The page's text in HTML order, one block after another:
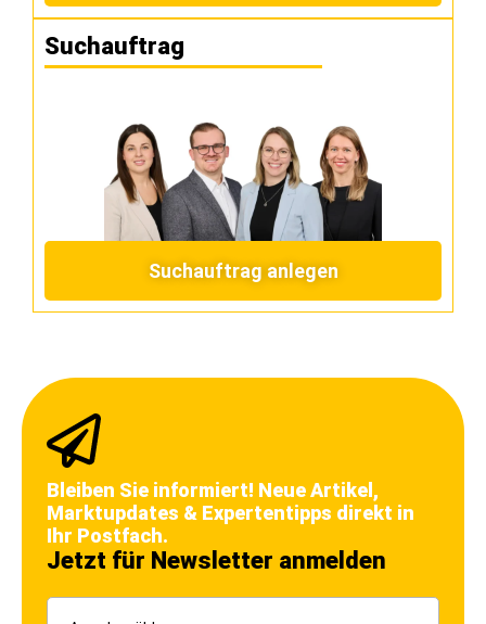
Suchauftrag
Suchauftrag anlegen
Bleiben Sie informiert! Neue Artikel,
Marktupdates & Expertentipps direkt in
Ihr Postfach.
Jetzt für Newsletter anmelden